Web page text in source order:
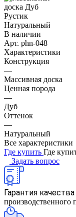
В наличии
Арт. phn-048
Характеристики
Конструкция
—
Массивная доска
Ценная порода
—
Дуб
Оттенок
—
Натуральный
Все характеристики
Где купить Где
Задать вопрос
Гарантия качества
производственного